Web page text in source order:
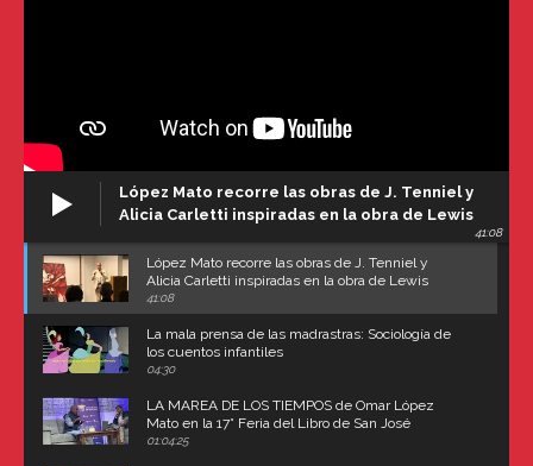
López Mato recorre las obras de J. Tenniel y
Alicia Carletti inspiradas en la obra de Lewis
41:08
López Mato recorre las obras de J. Tenniel y
Alicia Carletti inspiradas en la obra de Lewis
Carroll
41:08
La mala prensa de las madrastras: Sociología de
los cuentos infantiles
04:30
LA MAREA DE LOS TIEMPOS de Omar López
Mato en la 17° Feria del Libro de San José
(Uruguay)
01:04:25